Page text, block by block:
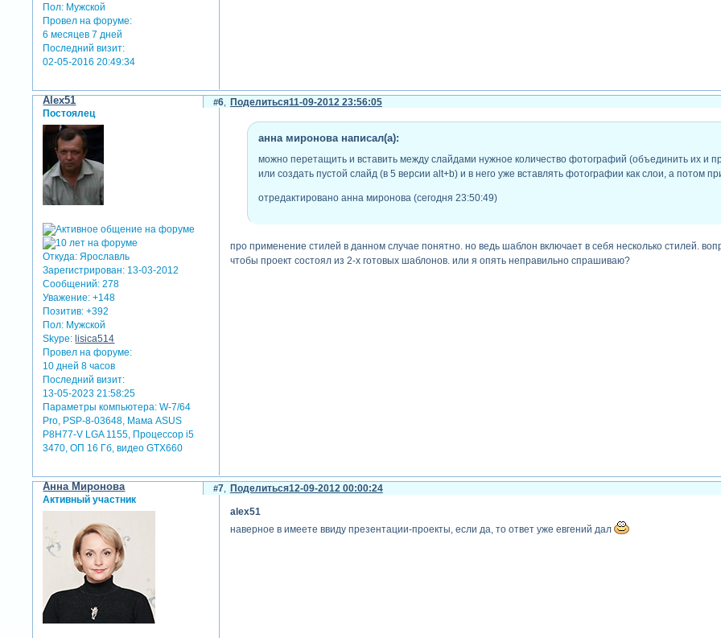
Пол: Мужской
Провел на форуме:
6 месяцев 7 дней
Последний визит:
02-05-2016 20:49:34
Поделиться
6 11-09-2012 23:56:05
Alex51
Постоялец
Откуда: Ярославль
Зарегистрирован: 13-03-2012
Сообщений: 278
Уважение: +148
Позитив: +392
Пол: Мужской
Skype: lisica514
Провел на форуме:
10 дней 8 часов
Последний визит:
13-05-2023 21:58:25
Параметры компьютера: W-7/64
Pro, PSP-8-03648, Мама ASUS
P8H77-V LGA 1155, Процессор i5
3470, ОП 16 Гб, видео GTX660
анна миронова написал(а):
можно перетащить и вставить между слайдами нужное количество фотографий (объединить их и
или создать пустой слайд (в 5 версии alt+b) и в него уже вставлять фотографии как слои, а потом
отредактировано анна миронова (сегодня 23:50:49)
про применение стилей в данном случае понятно. но ведь шаблон включает в себя несколько стилей.
чтобы проект состоял из 2-х готовых шаблонов. или я опять неправильно спрашиваю?
Поделиться
7 12-09-2012 00:00:24
Анна Миронова
Активный участник
alex51
наверное в имеете ввиду презентации-проекты, если да, то ответ уже евгений дал